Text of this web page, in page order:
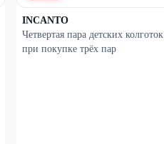
INCANTO
Четвертая пара детских колготок
при покупке трёх пар